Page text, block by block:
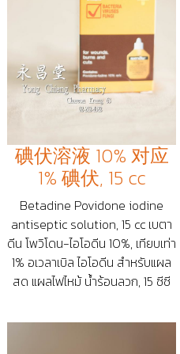
碘伏溶液 10% 对应
1% 碘伏, 15 cc
Betadine Povidone iodine
antiseptic solution, 15 cc เบตา
ดีน โพวิโดน-ไอโอดีน 10%, เทียบเท่า
1% อเวลาเบิล ไอโอดีน สำหรับแผล
สด แผลไฟไหม้ น้ำร้อนลวก, 15 ซีซี